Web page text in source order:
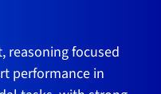
reasoning focused
performance in